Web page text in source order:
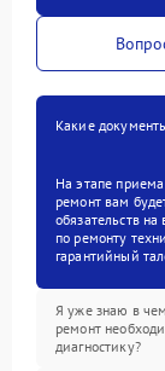
Какие
На этапе
ремонт вам
обязательств
по ремонту
гарантийный
Я уже знаю в
ремонт
диагностику?